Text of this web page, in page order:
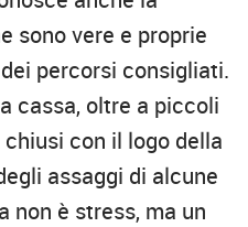
sono vere e proprie
percorsi consigliati.
cassa, oltre a piccoli
con il logo della
assaggi di alcune
non è stress, ma un